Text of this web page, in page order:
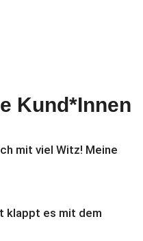
Kund*Innen
mit viel Witz! Meine
klappt es mit dem